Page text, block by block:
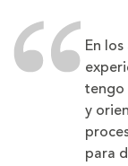
En
tengo
y
para